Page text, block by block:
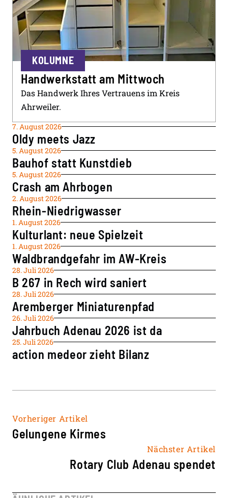
KOLUMNE
Handwerkstatt am Mittwoch
Das Handwerk Ihres Vertrauens im Kreis
Ahrweiler.
7. August 2026
Oldy meets Jazz
5. August 2026
Bauhof statt Kunstdieb
5. August 2026
Crash am Ahrbogen
2. August 2026
Rhein-Niedrigwasser
1. August 2026
Kulturlant: neue Spielzeit
1. August 2026
Waldbrandgefahr im AW-Kreis
28. Juli 2026
B 267 in Rech wird saniert
28. Juli 2026
Aremberger Miniaturenpfad
26. Juli 2026
Jahrbuch Adenau 2026 ist da
25. Juli 2026
action medeor zieht Bilanz
Vorheriger Artikel
Gelungene Kirmes
Nächster Artikel
Rotary Club Adenau spendet